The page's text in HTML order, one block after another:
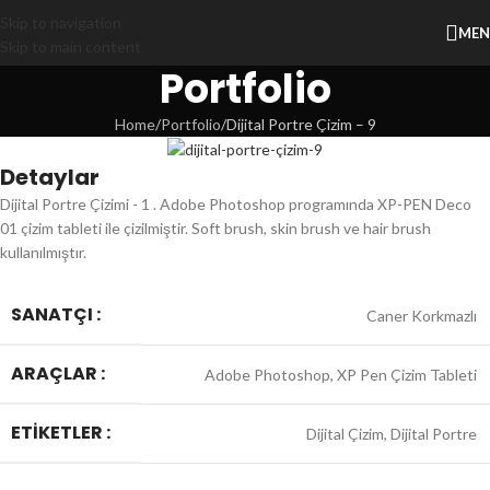
Portfolio
Home Portfolio Dijital Portre Çizim – 9
Detaylar
Dijital Portre Çizimi - 1 . Adobe Photoshop programında XP-PEN Deco
01 çizim tableti ile çizilmiştir. Soft brush, skin brush ve hair brush
kullanılmıştır.
SANATÇI : Caner Korkmazlı
ARAÇLAR : Adobe Photoshop, XP Pen Çizim Tableti
ETIKETLER : Dijital Çizim, Dijital Portre